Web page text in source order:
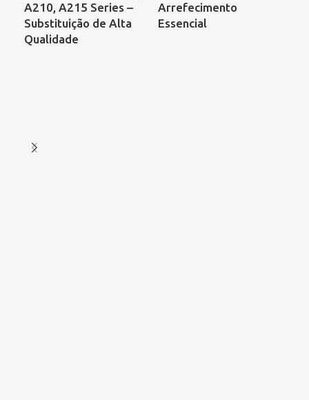
A210, A215 Series –
Substituição de Alta
Qualidade
Arrefecimento
Essencial